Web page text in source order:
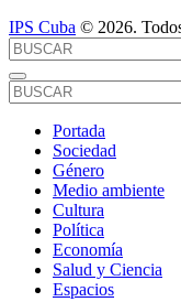
IPS Cuba © 2026.
Portada
Sociedad
Género
Medio ambiente
Cultura
Política
Economía
Salud y Ciencia
Espacios